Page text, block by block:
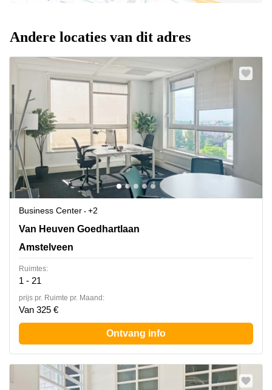
Andere locaties van dit adres
Business Center
+2
Van Heuven Goedhartlaan 13D, Amstelveen
Van Heuven Goedhartlaan
Amstelveen
Ruimtes:
1 - 21
prijs pr. Ruimte pr. Maand:
Van 325 €
Ontvang info